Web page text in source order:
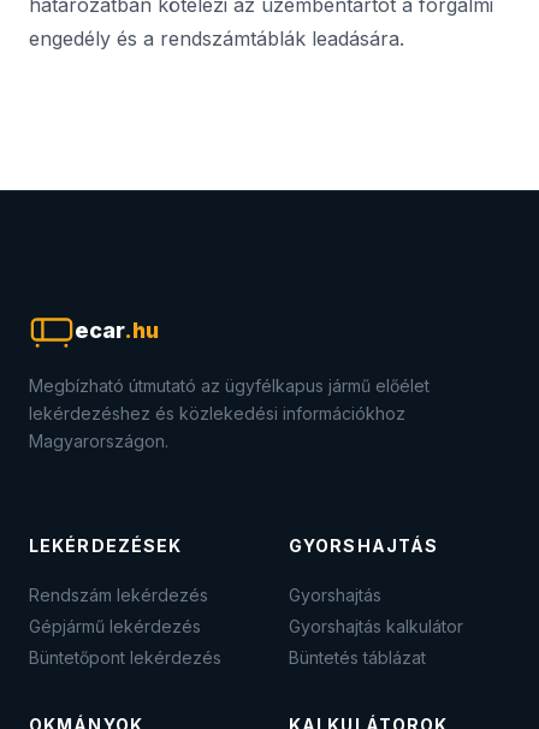
határozatban kötelezi az üzembentartót a forgalmi
engedély és a rendszámtáblák leadására.
ecar.hu
Megbízható útmutató az ügyfélkapus jármű előélet
lekérdezéshez és közlekedési információkhoz
Magyarországon.
LEKÉRDEZÉSEK
Rendszám lekérdezés
Gépjármű lekérdezés
Büntetőpont lekérdezés
GYORSHAJTÁS
Gyorshajtás
Gyorshajtás kalkulátor
Büntetés táblázat
OKMÁNYOK KALKULÁTOROK